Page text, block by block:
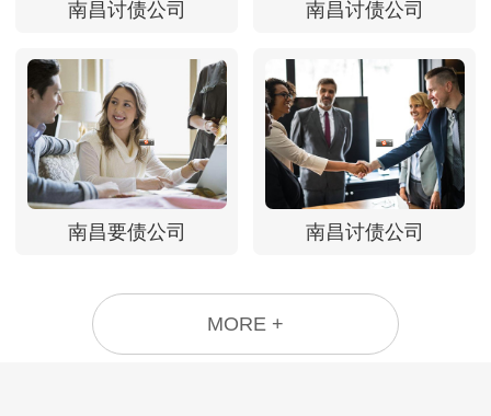
南昌讨债公司 南昌讨债公司
南昌要债公司 南昌讨债公司
MORE +